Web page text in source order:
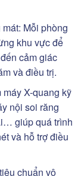
Mỗi phòng
khu vực để
cảm giác
và điều trị.
X-quang kỹ
nội soi răng
giúp quá trình
và hỗ trợ điều
chuẩn vô